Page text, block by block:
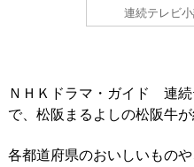
連続テレビ
ＮＨＫドラマ・ガイド 連
で、松阪まるよしの松阪牛が
各都道府県のおいしいもの